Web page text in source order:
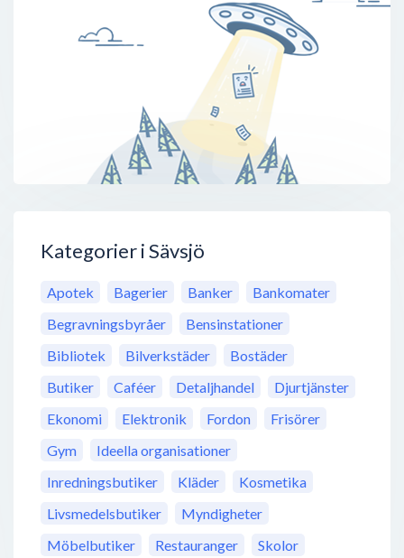
Kategorier i Sävsjö
Apotek Bagerier Banker
Bankomater
Begravningsbyråer
Bensinstationer
Bibliotek
Bilverkstäder
Bostäder
Butiker
Caféer Detaljhandel
Djurtjänster
Ekonomi
Elektronik Fordon
Frisörer
Gym
Ideella organisationer
Inredningsbutiker
Kläder
Kosmetika
Livsmedelsbutiker
Myndigheter
Möbelbutiker
Restauranger
Skolor